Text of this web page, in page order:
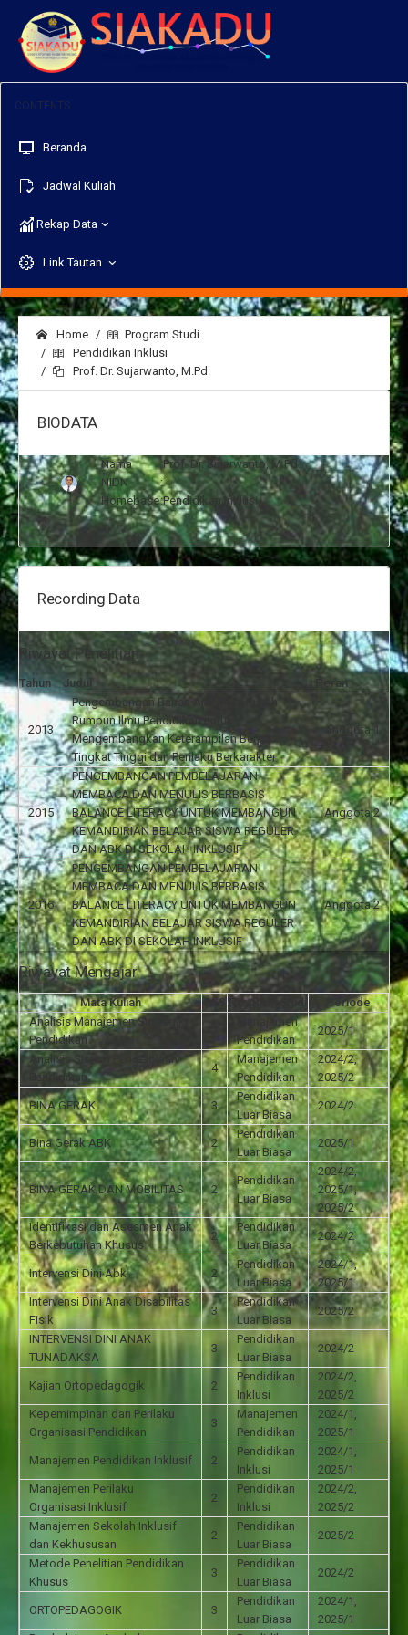
Beranda
Jadwal Kuliah
Rekap Data
Link Tautan
Home
Program Studi
Pendidikan Inklusi
Prof. Dr. Sujarwanto, M.Pd.
BIODATA
Nama :Prof. Dr. Sujarwanto, M.Pd.
NIDN
:
Homebase:Pendidikan Inklusi
Recording Data
Riwayat Penelitian
Tahun Judul Peran
2013
Pengembangan Bahan Ajar Mata Kuliah
Rumpun Ilmu Pendidikan untuk
Mengembangkan Keterampilan Berpikir
Tingkat Tinggi dan Perilaku Berkarakter
Anggota 1
2015
PENGEMBANGAN PEMBELAJARAN
MEMBACA DAN MENULIS BERBASIS
BALANCE LITERACY UNTUK MEMBANGUN
KEMANDIRIAN BELAJAR SISWA REGULER
DAN ABK DI SEKOLAH INKLUSIF
Anggota 2
2016
PENGEMBANGAN PEMBELAJARAN
MEMBACA DAN MENULIS BERBASIS
BALANCE LITERACY UNTUK MEMBANGUN
KEMANDIRIAN BELAJAR SISWA REGULER
DAN ABK DI SEKOLAH INKLUSIF
Anggota 2
Riwayat Mengajar
Mata Kuliah SKS Program Studi
Periode
Analisis Manajemen Strategik
Pendidikan
Manajemen
Pendidikan
2025/1
Analisis Sistem Pengelolaan
Pendidikan
4
Manajemen
Pendidikan
2024/2,
2025/2
BINA GERAK 3
Pendidikan
Luar Biasa
2024/2
Bina Gerak ABK 2
Pendidikan
Luar Biasa
2025/1
BINA GERAK DAN MOBILITAS 2
Pendidikan
Luar Biasa
2024/2,
2025/1,
2025/2
Identifikasi dan Asesmen Anak
Berkebutuhan Khusus
2
Pendidikan
Luar Biasa
2024/2
Intervensi Dini Abk 2
Pendidikan
Luar Biasa
2024/1,
2025/1
Intervensi Dini Anak Disabilitas
Fisik
3
Pendidikan
Luar Biasa
2025/2
INTERVENSI DINI ANAK
TUNADAKSA
3
Pendidikan
Luar Biasa
2024/2
Kajian Ortopedagogik 2
Pendidikan
Inklusi
2024/2,
2025/2
Kepemimpinan dan Perilaku
Organisasi Pendidikan
3
Manajemen
Pendidikan
2024/1,
2025/1
Manajemen Pendidikan Inklusif 2
Pendidikan
Inklusi
2024/1,
2025/1
Manajemen Perilaku
Organisasi Inklusif
2
Pendidikan
Inklusi
2024/2,
2025/2
Manajemen Sekolah Inklusif
dan Kekhususan
2
Pendidikan
Luar Biasa
2025/2
Metode Penelitian Pendidikan
Khusus
3
Pendidikan
Luar Biasa
2024/2
ORTOPEDAGOGIK 3
Pendidikan
Luar Biasa
2024/1,
2025/1